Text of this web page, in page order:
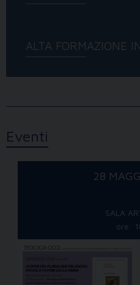
ALTA FORMAZIONE
Eventi
28
SALA
ore: